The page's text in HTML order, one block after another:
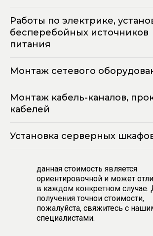
Работы по электрике,
бесперебойных источников
питания
Монтаж сетевого
Монтаж кабель-каналов,
кабелей
Установка серверных
данная стоимость является
ориентировочной и может
в каждом конкретном случае.
получения точнои стоимости,
пожалуйста, свяжитесь с
специалистами.